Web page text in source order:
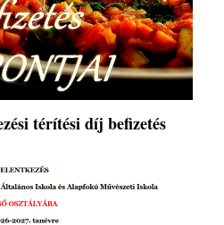
térítési díj befizetés